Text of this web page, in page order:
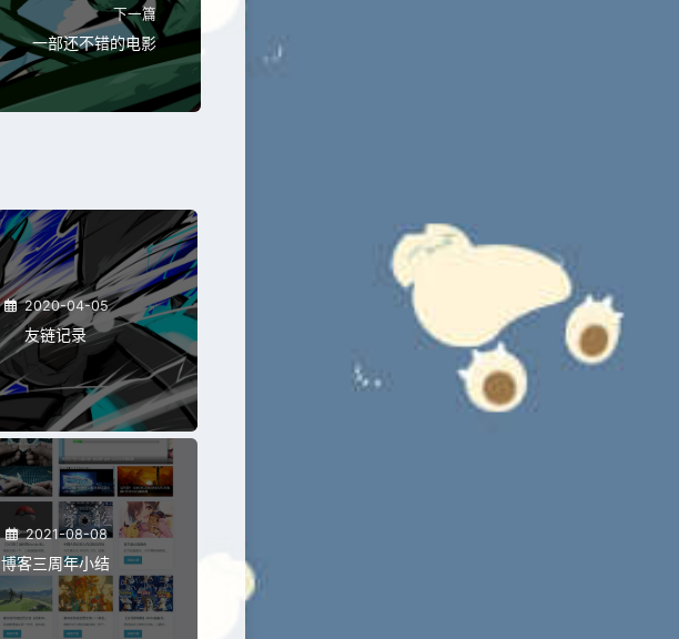
下一篇
一部还不错的电影
2020-04-05
友链记录
2021-08-08
博客三周年小结